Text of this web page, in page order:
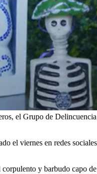
el Grupo de
el viernes en redes
y barbudo capo